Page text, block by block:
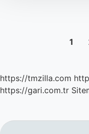
1
https://tmzilla.com
https://gari.com.tr